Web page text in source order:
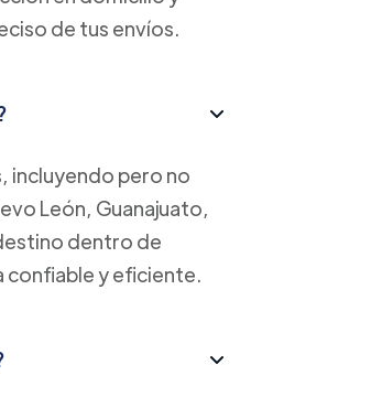
de tus envíos.
incluyendo pero no
León, Guanajuato,
dentro de
confiable y eficiente.